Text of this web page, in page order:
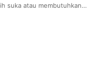
suka atau membutuhkan…